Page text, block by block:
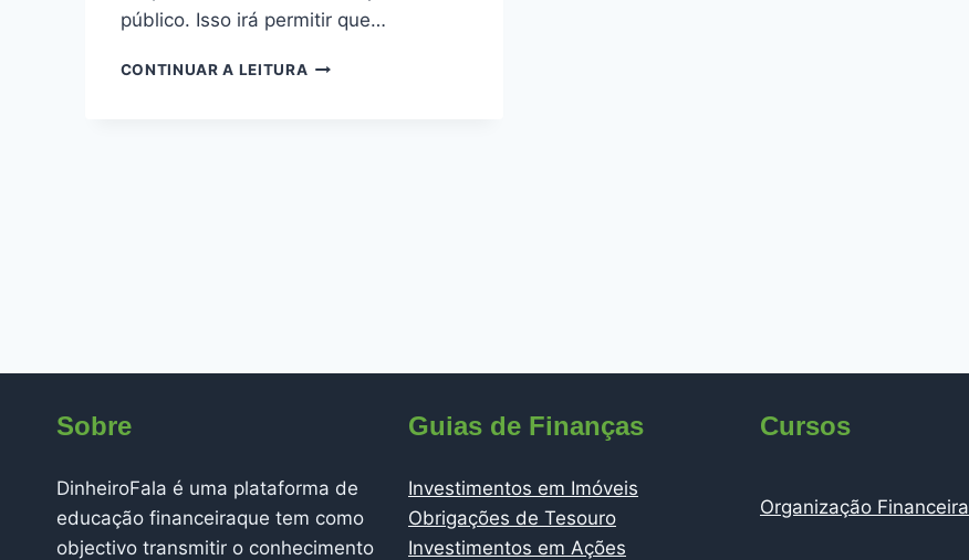
público. Isso irá permitir que…
CONTINUAR A LEITURA COMO
Sobre
DinheiroFala é uma plataforma de
educação financeiraque tem como
objectivo transmitir o conhecimento
Guias de Finanças
Investimentos em Imóveis
Obrigações de Tesouro
Investimentos em Ações
Cursos
Organização Financeira